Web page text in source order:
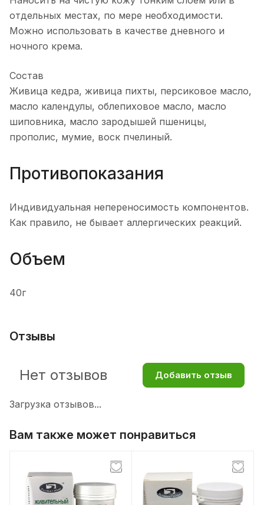
отдельных местах, по мере необходимости.
Можно использовать в качестве дневного и
ночного крема.
Состав
Живица кедра, живица пихты, персиковое масло,
масло календулы, облепиховое масло, масло
шиповника, масло зародышей пшеницы,
прополис, мумие, воск пчелиный.
Противопоказания
Индивидуальная непереносимость компонентов.
Как правило, не бывает аллергических реакций.
Объем
40г
Отзывы
Загрузка отзывов...
Нет отзывов Добавить отзыв
Вам также может понравиться